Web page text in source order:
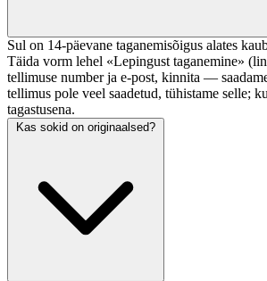
Sul on 14-päevane taganemisõigus alates
Täida vorm lehel «Lepingust taganemine»
tellimuse number ja e-post, kinnita —
tellimus pole veel saadetud, tühistame selle;
tagastusena.
Kas sokid on originaalsed?